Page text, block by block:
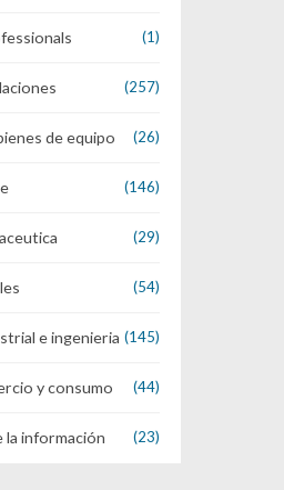
(1)
(257)
de equipo (26)
(146)
(29)
(54)
e ingenieria (145)
y consumo (44)
la información (23)